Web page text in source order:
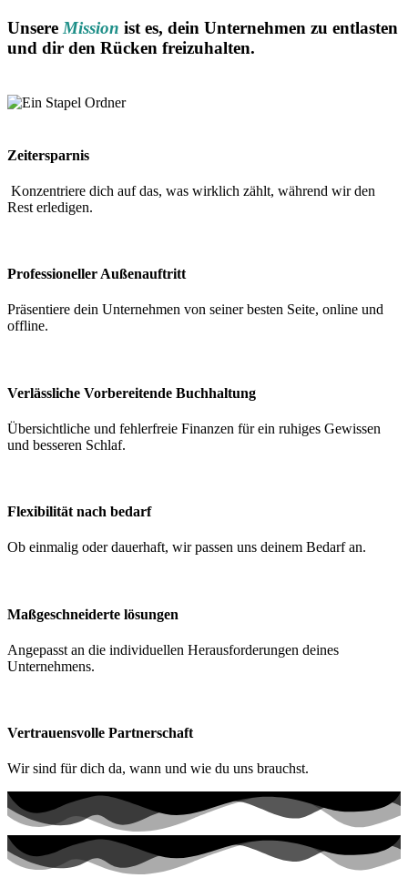
Unsere Mission ist es, dein Unternehmen zu entlasten
und dir den Rücken freizuhalten.
Zeitersparnis
Konzentriere dich auf das, was wirklich zählt, während wir den
Rest erledigen.
Professioneller Außenauftritt
Präsentiere dein Unternehmen von seiner besten Seite, online und
offline.
Verlässliche Vorbereitende Buchhaltung
Übersichtliche und fehlerfreie Finanzen für ein ruhiges Gewissen
und besseren Schlaf.
Flexibilität nach bedarf
Ob einmalig oder dauerhaft, wir passen uns deinem Bedarf an.
Maßgeschneiderte lösungen
Angepasst an die individuellen Herausforderungen deines
Unternehmens.
Vertrauensvolle Partnerschaft
Wir sind für dich da, wann und wie du uns brauchst.